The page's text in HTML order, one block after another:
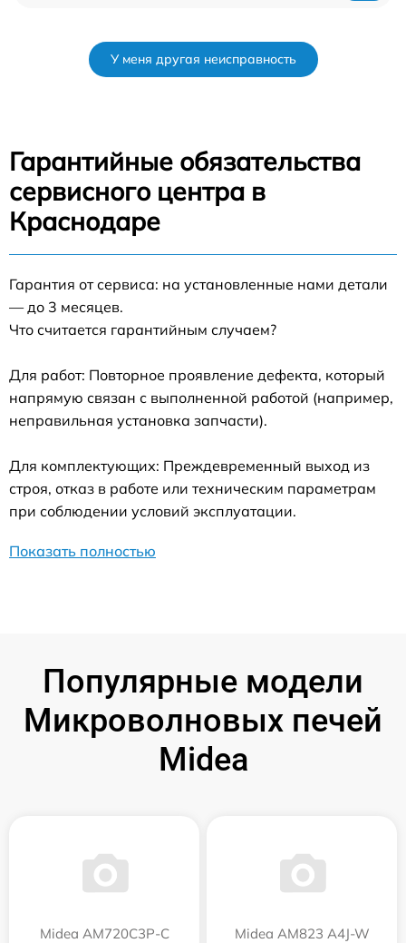
У меня другая неисправность
Гарантийные обязательства
сервисного центра в
Краснодаре
Гарантия от сервиса: на установленные нами детали
— до 3 месяцев.
Что считается гарантийным случаем?
Для работ: Повторное проявление дефекта, который
напрямую связан с выполненной работой (например,
неправильная установка запчасти).
Для комплектующих: Преждевременный выход из
строя, отказ в работе или техническим параметрам
при соблюдении условий эксплуатации.
Показать полностью
Популярные модели
Микроволновых печей
Midea
Midea AM720C3P-C Midea AM823 A4J-W